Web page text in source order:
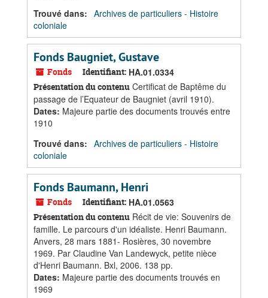
Trouvé dans: Archives de particuliers - Histoire
coloniale
Fonds Baugniet, Gustave
Fonds Identifiant: HA.01.0334
Présentation du contenu Certificat de Baptême du
passage de l’Equateur de Baugniet (avril 1910).
Dates: Majeure partie des documents trouvés entre
1910
Trouvé dans: Archives de particuliers - Histoire
coloniale
Fonds Baumann, Henri
Fonds Identifiant: HA.01.0563
Présentation du contenu Récit de vie: Souvenirs de
famille. Le parcours d'un idéaliste. Henri Baumann.
Anvers, 28 mars 1881- Rosières, 30 novembre
1969. Par Claudine Van Landewyck, petite nièce
d'Henri Baumann. Bxl, 2006. 138 pp.
Dates: Majeure partie des documents trouvés en
1969